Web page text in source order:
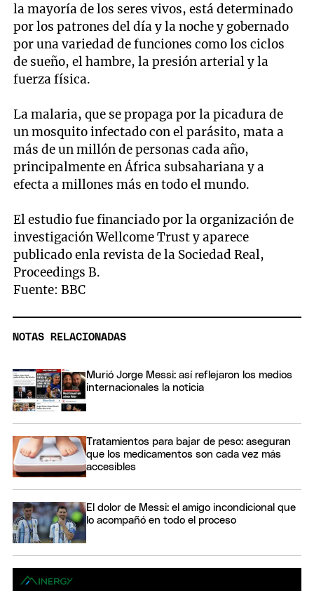
la mayoría de los seres vivos, está determinado
por los patrones del día y la noche y gobernado
por una variedad de funciones como los ciclos
de sueño, el hambre, la presión arterial y la
fuerza física.
La malaria, que se propaga por la picadura de
un mosquito infectado con el parásito, mata a
más de un millón de personas cada año,
principalmente en África subsahariana y a
efecta a millones más en todo el mundo.
El estudio fue financiado por la organización de
investigación Wellcome Trust y aparece
publicado enla revista de la Sociedad Real,
Proceedings B.
Fuente: BBC
NOTAS RELACIONADAS
Murió Jorge Messi: así reflejaron los medios
internacionales la noticia
Tratamientos para bajar de peso: aseguran
que los medicamentos son cada vez más
accesibles
El dolor de Messi: el amigo incondicional que
lo acompañó en todo el proceso